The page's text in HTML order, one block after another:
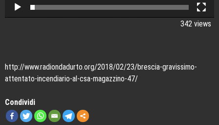
342 views
http://www.radiondadurto.org/2018/02/23/brescia-gravissimo-
attentato-incendiario-al-csa-magazzino-47/
Condividi